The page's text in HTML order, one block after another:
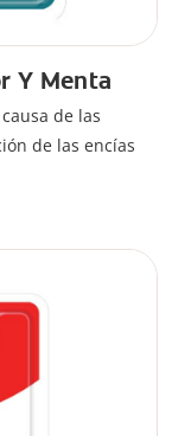
Y Menta
de las
de las encías